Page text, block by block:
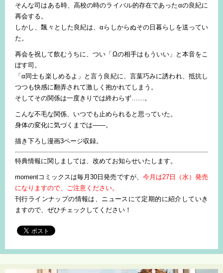
そんな司はある時、高校の時のライバル的存在であったαの良紀に
再会する。
しかし、飄々とした良紀は、αらしからぬその日暮らしを送ってい
た。
再会を祝して飲むうちに、つい「Ωの相手はもういい」と本音をこ
ぼす司。
「α同士も楽しめるよ」と言う良紀に、言葉巧みに誘われ、抵抗し
つつも快感に翻弄されて激しく抱かれてしまう。
そしてその関係は一度きりでは終わらず……。
こんな不毛な関係、いつでも止められると思っていた。
身体の変化に気づくまでは――。
描き下ろし漫画3ページ収録。
特典情報に関しましては、改めてお知らせいたします。
momentコミックスは毎月30日発売ですが、 今月は27日（水）発売
になりますので、ご注意ください。
刊行ラインナップの情報は、ニュースにて定期的に紹介していき
ますので、ぜひチェックしてください！